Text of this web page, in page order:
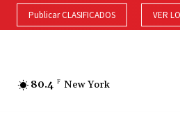
Publicar CLASIFICADOS VER
80.4 F New York